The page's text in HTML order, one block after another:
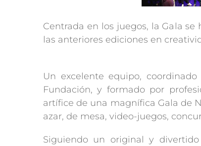
Centrada en los juegos, la Gala
las anteriores ediciones en
Un excelente equipo,
Fundación, y formado por
artífice de una magnífica Gala de
azar, de mesa, video-juegos,
Siguiendo un original y